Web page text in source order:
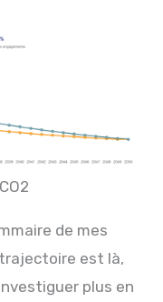
de mes
est là,
plus en